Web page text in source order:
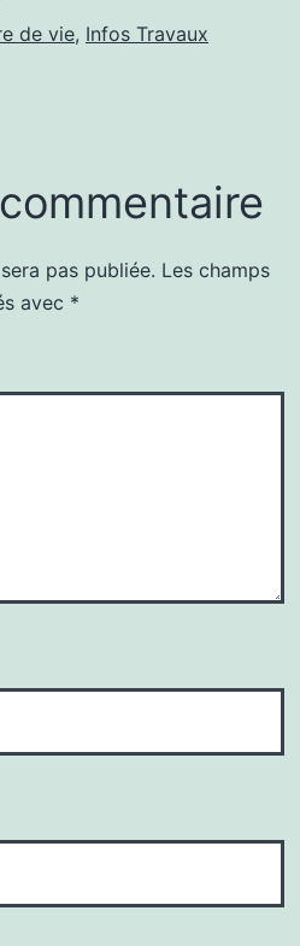
de vie, Infos Travaux
pas publiée. Les champs
avec *